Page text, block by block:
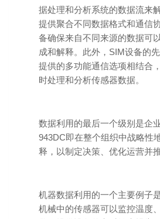
据处理和分析系统的数据流来
提供聚合不同数据格式和通信
备确保来自不同来源的数据可
成和解释。此外，SIM设备的
提供的多功能通信选项相结合
时处理和分析传感器数据。
数据利用的最后一个级别是企
943DC即在整个组织中战略性
释，以制定决策、优化运营并
机器数据利用的一个主要例子
机械中的传感器可以监控温度